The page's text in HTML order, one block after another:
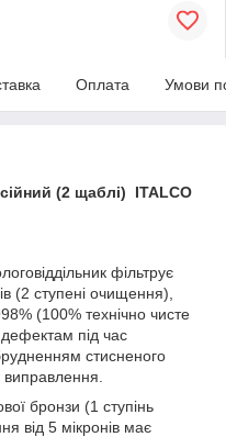
Оплата Умови
(2 щаблі) ITALCO
фільтрує
(2 ступені очищення),
(100% технічно чисте
дефектам під час
стисненого
виправлення.
бронзи (1 ступінь
від 5 мікронів має